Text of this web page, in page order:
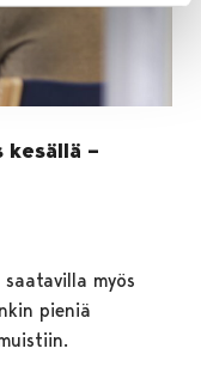
kesällä –
myös
pieniä